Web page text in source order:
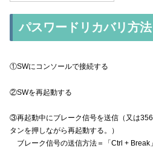
パスワードリカバリ方法
①SWにコンソールで接続する
②SWを再起動する
③再起動中にブレーク信号を送信（又は
タンを押しながら再起動する。）
ブレーク信号の送信方法＝「Ctrl + Break